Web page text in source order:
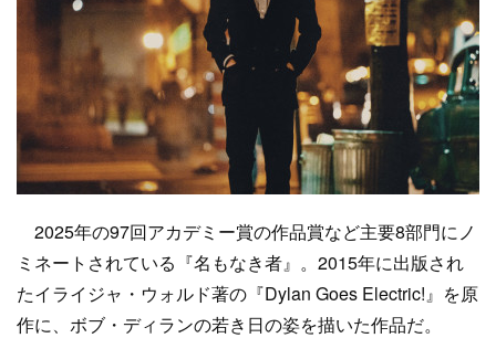
2025年の97回アカデミー賞の作品賞など主要8部門にノ
ミネートされている『名もなき者』。2015年に出版され
たイライジャ・ウォルド著の『Dylan Goes Electric!』を原
作に、ボブ・ディランの若き日の姿を描いた作品だ。